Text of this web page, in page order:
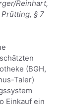
Reinhart,
Prütting, § 7
(BGH,
Taler)
Einkauf ein